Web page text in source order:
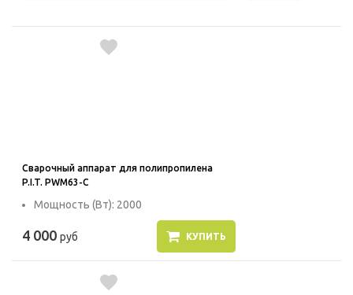
Сварочный аппарат для полипропилена
P.I.T. PWM63-C
Мощность (Вт): 2000
4 000 руб КУПИТЬ